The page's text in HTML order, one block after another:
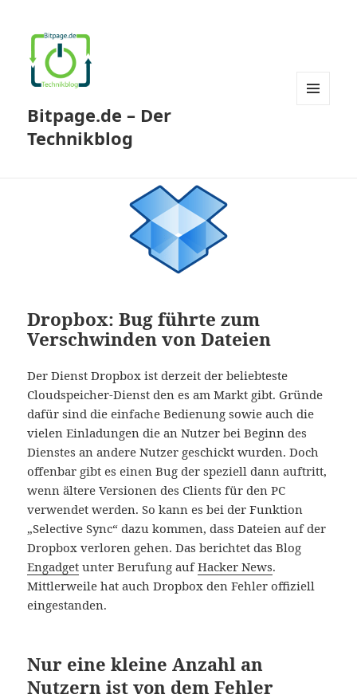
Bitpage.de – Der
Technikblog
Dropbox: Bug führte zum
Verschwinden von Dateien
Der Dienst Dropbox ist derzeit der beliebteste
Cloudspeicher-Dienst den es am Markt gibt. Gründe
dafür sind die einfache Bedienung sowie auch die
vielen Einladungen die an Nutzer bei Beginn des
Dienstes an andere Nutzer geschickt wurden. Doch
offenbar gibt es einen Bug der speziell dann auftritt,
wenn ältere Versionen des Clients für den PC
verwendet werden. So kann es bei der Funktion
„Selective Sync“ dazu kommen, dass Dateien auf der
Dropbox verloren gehen. Das berichtet das Blog
Engadget unter Berufung aufHacker News.
Mittlerweile hat auch Dropbox den Fehler offiziell
eingestanden.
Nur eine kleine Anzahl an
Nutzern ist von dem Fehler